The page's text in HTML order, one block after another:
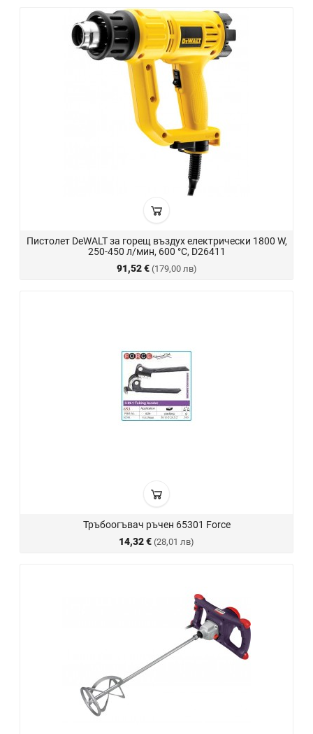
Пистолет DeWALT за горещ въздух електрически 1800 W,
250-450 л/мин, 600 °C, D26411
91,52 € (179,00 лв)
Тръбоогъвач ръчен 65301 Force
14,32 € (28,01 лв)